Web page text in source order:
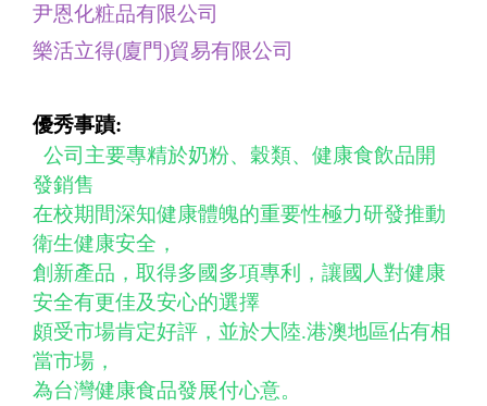
尹恩化粧品有限公司
樂活立得(廈門)貿易有限公司
優秀事蹟:
公司主要專精於奶粉、穀類、健康食飲品開
發銷售
在校期間深知健康體魄的重要性極力研發推動
衛生健康安全，
創新產品，取得多國多項專利，讓國人對健康
安全有更佳及安心的選擇
頗受市場肯定好評，並於大陸.港澳地區佔有相
當市場，
為台灣健康食品發展付心意。